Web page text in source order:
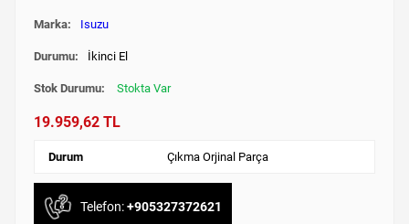
Marka: Isuzu
Durumu: İkinci El
Stok Durumu: Stokta Var
19.959,62 TL
Durum Çıkma Orjinal Parça
Telefon:+905327372621